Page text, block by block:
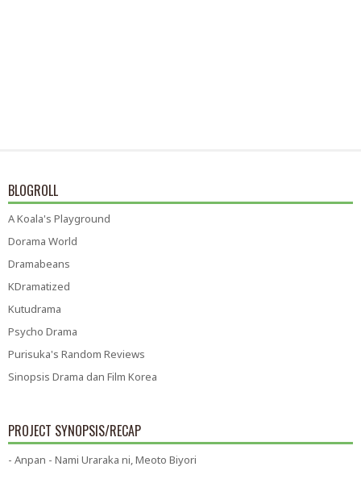
BLOGROLL
A Koala's Playground
Dorama World
Dramabeans
KDramatized
Kutudrama
Psycho Drama
Purisuka's Random Reviews
Sinopsis Drama dan Film Korea
PROJECT SYNOPSIS/RECAP
- Anpan - Nami Uraraka ni, Meoto Biyori